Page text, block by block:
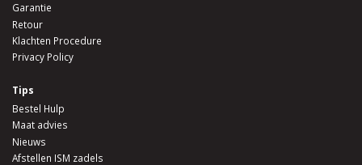
Garantie
Retour
Klachten Procedure
Privacy Policy
Tips
Bestel Hulp
Maat advies
Nieuws
Afstellen ISM zadels